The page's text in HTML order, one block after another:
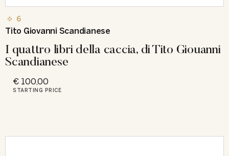
6
Tito Giovanni Scandianese
I quattro libri della caccia, di Tito Giouanni
Scandianese
€ 100,00
STARTING PRICE